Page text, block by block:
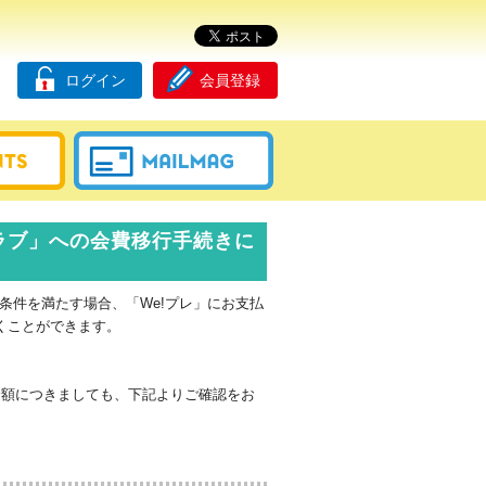
会員登録
ログイン
」への会費移行手続きに
件を満たす場合、「We!プレ」にお支払
とができます。
につきましても、下記よりご確認をお